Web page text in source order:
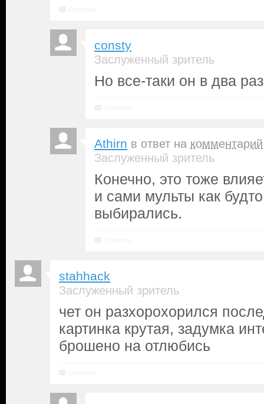
consty
Заслуженный зритель
Но все-таки он в два
Athirn в ответ на комментарий
Заслуженный зритель
Конечно, это тоже
и сами мульты как
выбирались.
stahhack
Заслуженный зритель
чет он разхорохорился
картинка крутая, задумка
брошено на отлюбись